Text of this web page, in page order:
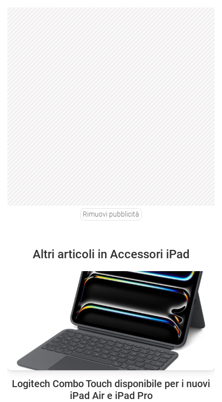
Rimuovi pubblicità
Altri articoli in Accessori iPad
Logitech Combo Touch disponibile per i nuovi
iPad Air e iPad Pro